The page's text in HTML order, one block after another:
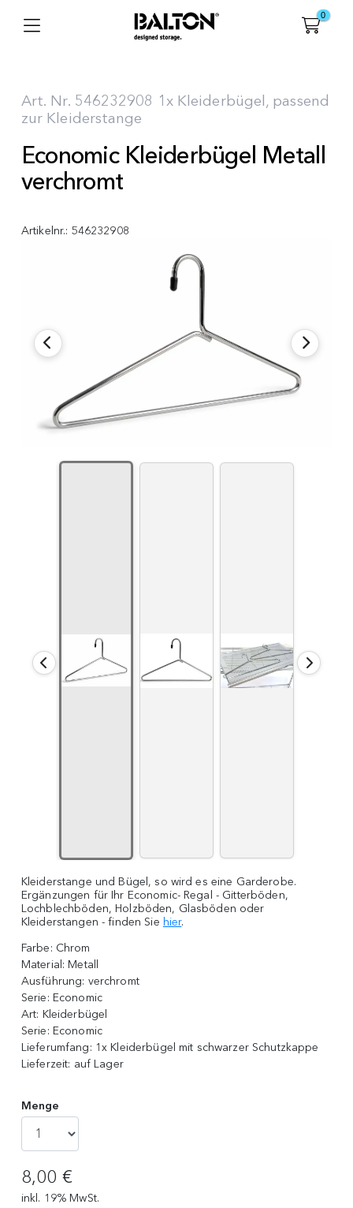
0
Art. Nr. 546232908 1x Kleiderbügel, passend
zur Kleiderstange
Economic Kleiderbügel Metall
verchromt
Artikelnr.: 546232908
Kleiderstange und Bügel, so wird es eine Garderobe.
Ergänzungen für Ihr Economic- Regal - Gitterböden,
Lochblechböden, Holzböden, Glasböden oder
Kleiderstangen - finden Sie hier.
Farbe: Chrom
Material: Metall
Ausführung: verchromt
Serie: Economic
Art: Kleiderbügel
Serie: Economic
Lieferumfang: 1x Kleiderbügel mit schwarzer Schutzkappe
Lieferzeit: auf Lager
Menge
8,00 €
inkl. 19% MwSt.